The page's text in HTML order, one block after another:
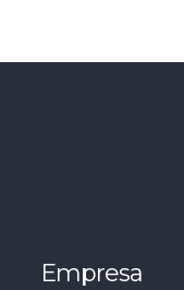
Empresa